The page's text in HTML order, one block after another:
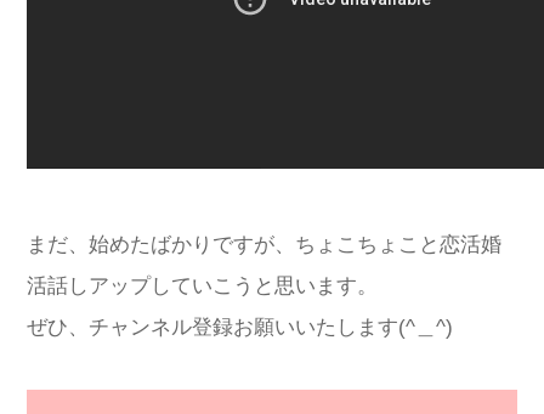
まだ、始めたばかりですが、ちょこちょこと恋活婚
活話しアップしていこうと思います。
ぜひ、チャンネル登録お願いいたします(^＿^)